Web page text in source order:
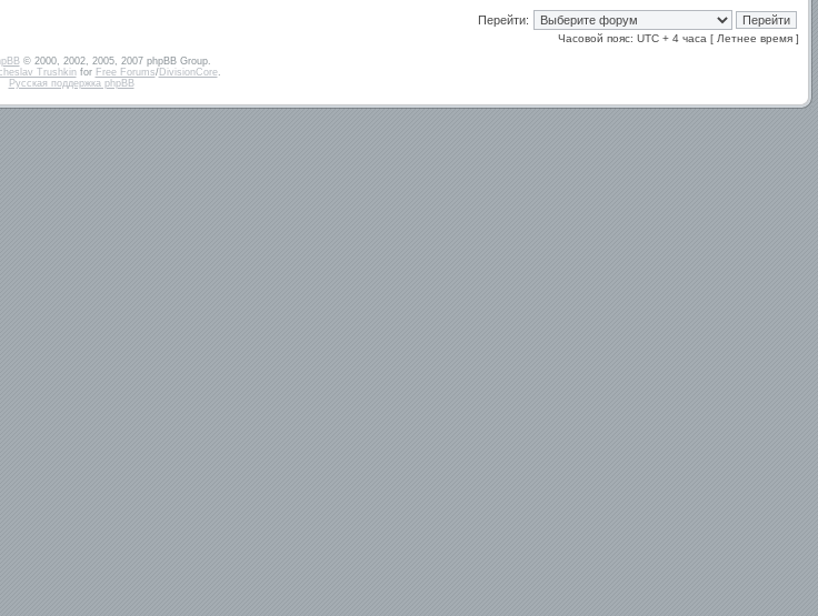
Перейти:
Часовой пояс: UTC + 4 часа [ Летнее время ]
© 2000, 2002, 2005, 2007 phpBB Group.
Trushkinfor Free Forums/DivisionCore.
Русская поддержка phpBB